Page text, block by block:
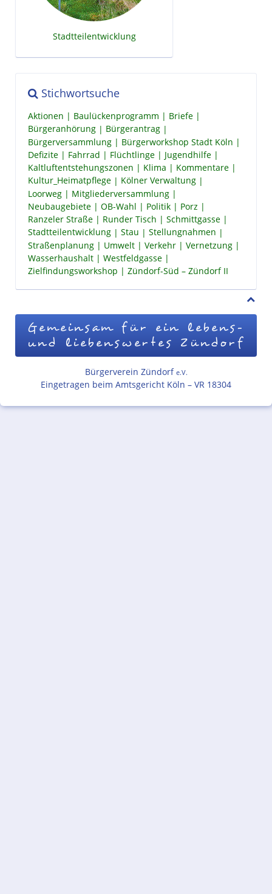
Stadtteilentwicklung
Stichwortsuche
Aktionen Baulückenprogramm
Briefe
Bürgeranhörung
Bürgerantrag
Bürgerversammlung
Bürgerworkshop Stadt Köln
Defizite
Fahrrad Flüchtlinge
Jugendhilfe
Kaltluftentstehungszonen
Klima
Kommentare
Kultur_Heimatpflege
Kölner Verwaltung
Loorweg
Mitgliederversammlung
Neubaugebiete
OB-Wahl Politik
Porz
Ranzeler Straße
Runder Tisch
Schmittgasse
Stadtteilentwicklung
Stau
Stellungnahmen
Straßenplanung
Umwelt Verkehr
Vernetzung
Wasserhaushalt
Westfeldgasse
Zielfindungsworkshop
Zündorf-Süd – Zündorf II
Gemeinsam für ein lebens-
und liebenswertes Zündorf
Bürgerverein Zündorf e.V.
Eingetragen beim Amtsgericht Köln – VR 18304